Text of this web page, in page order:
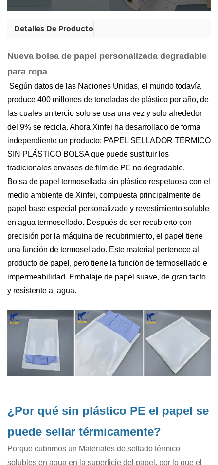
Detalles De Producto
Nueva bolsa de papel personalizada degradable
para ropa
Según datos de las Naciones Unidas, el mundo todavía
produce 400 millones de toneladas de plástico por año, de
las cuales un tercio solo se usa una vez y solo alrededor
del 9% se recicla. Ahora Xinfei ha desarrollado de forma
independiente un producto: PAPEL SELLADOR TÉRMICO
SIN PLÁSTICO BOLSA que puede sustituir los
tradicionales envases de film de PE no degradable.
Bolsa de papel termosellada sin plástico respetuosa con el
medio ambiente de Xinfei, compuesta principalmente de
papel base especial personalizado y revestimiento soluble
en agua termosellado. Después de ser recubierto con
precisión por la máquina de recubrimiento, el papel tiene
una función de termosellado. Este material pertenece al
producto de papel, pero tiene la función de termosellado e
impermeabilidad. Embalaje de papel suave, de gran tacto
y resistente al agua.
¿Por qué sin plástico PE el papel se
puede sellar térmicamente?
Porque cubrimos un Materiales de sellado térmico
solubles en agua en la superficie del papel, por lo que el